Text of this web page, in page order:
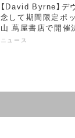
【David Byrne】デ
念して期間限定ポ
山 蔦屋書店で開
ス
ニュース